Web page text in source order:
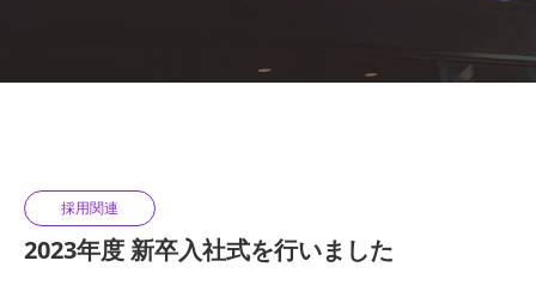
採用関連
2023年度 新卒入社式を行いました